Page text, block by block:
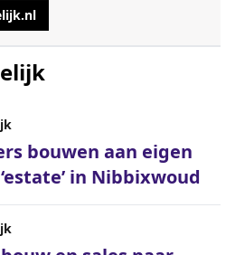
bouwen aan eigen
in Nibbixwoud